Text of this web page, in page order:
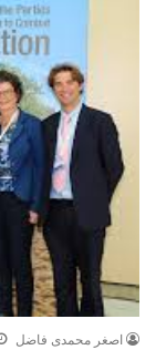
اصغر محمدی فاضل